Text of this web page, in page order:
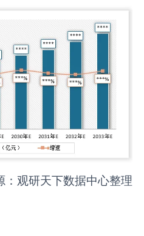
：观研天下数据中心整理